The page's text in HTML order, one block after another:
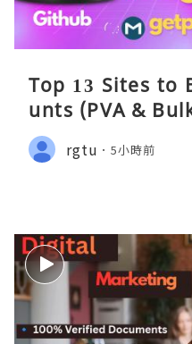
Top 13 Sites to
unts (PVA &
rgtu 5小時前